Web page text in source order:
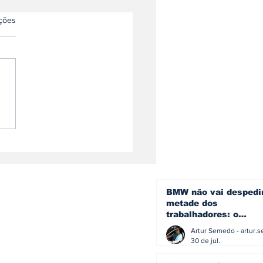
da sua história
BMW não vai
metade dos
trabalhadores: o
problema é o
que muitos decidiram
30 de jul.